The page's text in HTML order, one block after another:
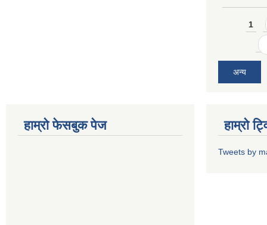
Pages
1
अन्य
हाम्राे फेसबुक पेज हाम्राे
Tweets by